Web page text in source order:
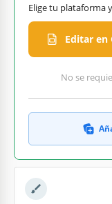
Elige tu plataforma
Editar en
No se